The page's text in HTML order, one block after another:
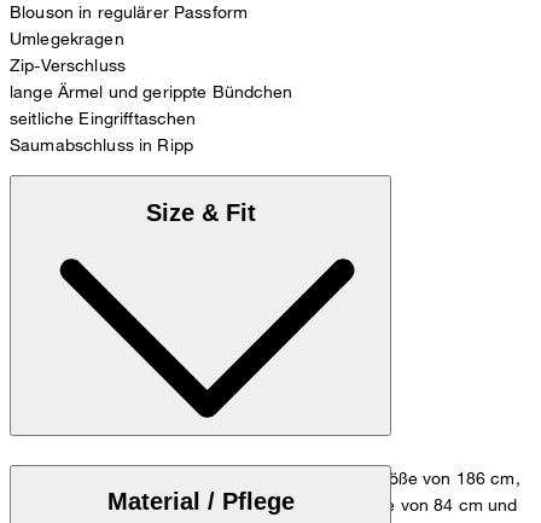
Blouson in regulärer Passform
Umlegekragen
Zip-Verschluss
lange Ärmel und gerippte Bündchen
seitliche Eingrifftaschen
Saumabschluss in Ripp
Size & Fit
Das Model trägt die Größe 48 bei einer Körpergröße von 186 cm,
einem Brustumfang von 98 cm, einer Taillenweite von 84 cm und
Material / Pflege